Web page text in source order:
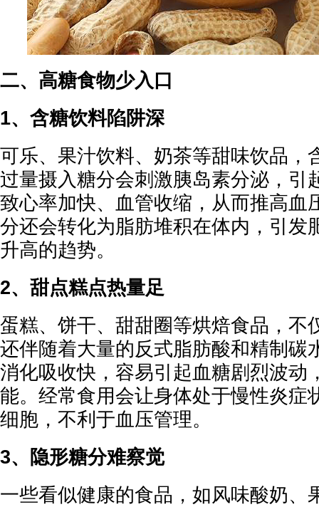
二、高糖食物少入口
1、含糖饮料陷阱深
可乐、果汁饮料、奶茶等甜味饮品，
过量摄入糖分会刺激胰岛素分泌，引
致心率加快、血管收缩，从而推高血
分还会转化为脂肪堆积在体内，引发
升高的趋势。
2、甜点糕点热量足
蛋糕、饼干、甜甜圈等烘焙食品，不
还伴随着大量的反式脂肪酸和精制碳
消化吸收快，容易引起血糖剧烈波动
能。经常食用会让身体处于慢性炎症
细胞，不利于血压管理。
3、隐形糖分难察觉
一些看似健康的食品，如风味酸奶、